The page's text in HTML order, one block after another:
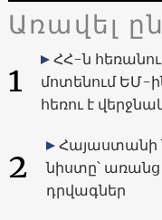
Առավել
1
ՀՀ-ն
մոտենում ԵՄ-
հեռու է
2
Հայաստանի
նիստը՝
դրվագներ